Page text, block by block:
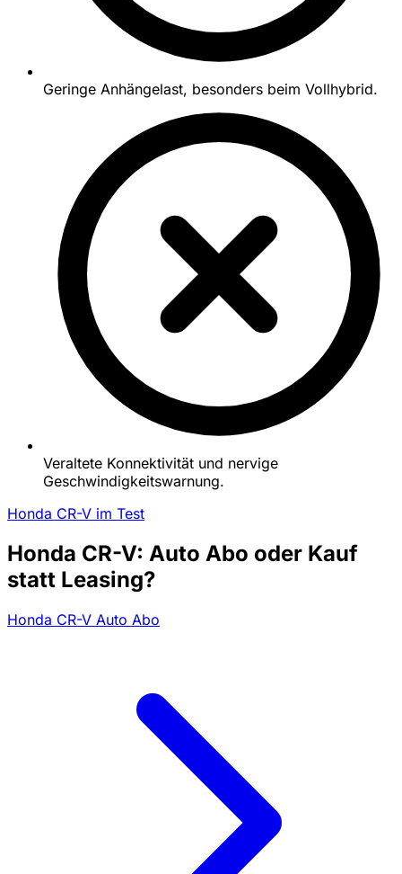
Geringe Anhängelast, besonders beim Vollhybrid.
Veraltete Konnektivität und nervige
Geschwindigkeitswarnung.
Honda CR-V im Test
Honda CR-V: Auto Abo oder Kauf
statt Leasing?
Honda CR-V Auto Abo